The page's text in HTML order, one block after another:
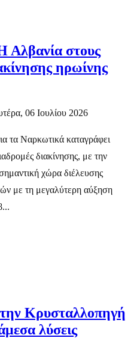
στους
ηρωίνης
06 Ιουλίου 2026
τα Ναρκωτικά καταγράφει
διακίνησης, με την
χώρα διέλευσης
με τη μεγαλύτερη αύξηση
Κρυσταλλοπηγή
λύσεις